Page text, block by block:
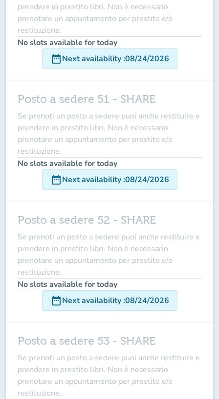
prendere in prestito libri. Non è necessario
prenotare un appuntamento per prestito e/o
restituzione.
No slots available for today
date_rangeNext availability:08/24/2026
Posto a sedere 51 - SHARE
Se prenoti un posto a sedere puoi anche restituire e
prendere in prestito libri. Non è necessario
prenotare un appuntamento per prestito e/o
restituzione.
No slots available for today
date_rangeNext availability:08/24/2026
Posto a sedere 52 - SHARE
Se prenoti un posto a sedere puoi anche restituire e
prendere in prestito libri. Non è necessario
prenotare un appuntamento per prestito e/o
restituzione.
No slots available for today
date_rangeNext availability:08/24/2026
Posto a sedere 53 - SHARE
Se prenoti un posto a sedere puoi anche restituire e
prendere in prestito libri. Non è necessario
prenotare un appuntamento per prestito e/o
restituzione.